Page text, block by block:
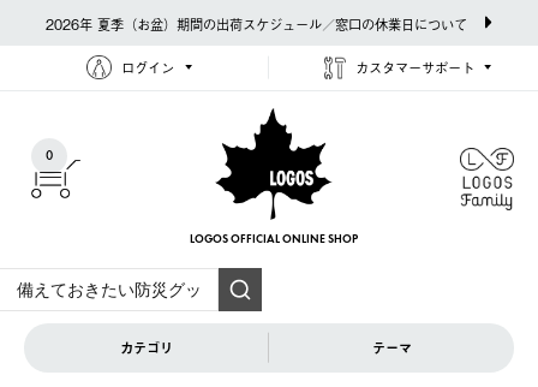
2026年 夏季（お盆）期間の出荷スケジュール／窓口の休業日について
ログイン カスタマーサポート
0
LOGOS OFFICIAL ONLINE SHOP
カテゴリ テーマ